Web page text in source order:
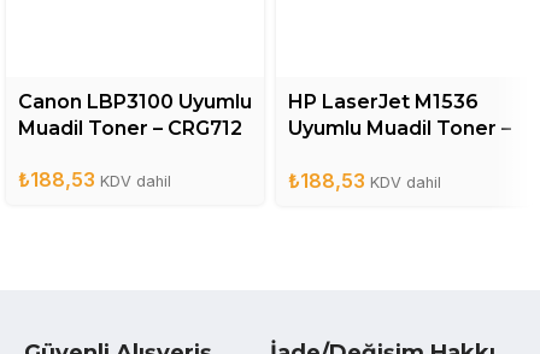
Canon LBP3100 Uyumlu
Muadil Toner – CRG712
₺188,53 KDV dahil
HP LaserJet M1536
Uyumlu Muadil Toner –
₺188,53 KDV dahil